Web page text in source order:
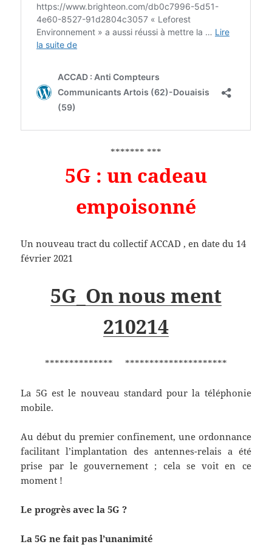
******* ***
5G : un cadeau
empoisonné
Un nouveau tract du collectif ACCAD , en date du 14
février 2021
5G_On nous ment
210214
************** *********************
La 5G est le nouveau standard pour la téléphonie
mobile.
Au début du premier confinement, une ordonnance
facilitant l’implantation des antennes-relais a été
prise par le gouvernement ; cela se voit en ce
moment !
Le progrès avec la 5G ?
La 5G ne fait pas l’unanimité